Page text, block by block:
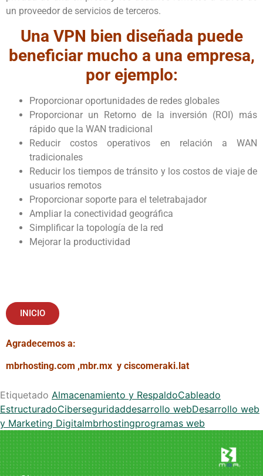
un proveedor de servicios de terceros.
Una VPN bien diseñada puede
beneficiar mucho a una empresa,
por ejemplo:
Proporcionar oportunidades de redes globales
Proporcionar un Retorno de la inversión (ROI) más
rápido que la WAN tradicional
Reducir costos operativos en relación a WAN
tradicionales
Reducir los tiempos de tránsito y los costos de viaje de
usuarios remotos
Proporcionar soporte para el teletrabajador
Ampliar la conectividad geográfica
Simplificar la topología de la red
Mejorar la productividad
INICIO
Agradecemos a:
mbrhosting.com ,mbr.mx y ciscomeraki.lat
Etiquetado Almacenamiento y RespaldoCableado
EstructuradoCiberseguridaddesarrollo webDesarrollo web
y Marketing Digitalmbrhostingprogramas web